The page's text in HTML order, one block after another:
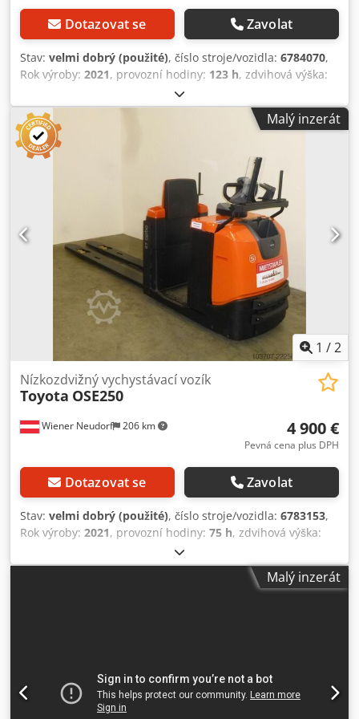
Dotazovat se Zavolat
Stav: velmi dobrý (použité), číslo stroje/vozidla: 6784070,
Rok výroby: 2021, provozní hodiny: 123 h, zdvihová výška:
elektrický
délka vidlic:2 350 mm, Nosnost: 2 500 kg Výška: 127,7 cm
Technický stav: velmi dobrý Vizuální stav: velmi dobrý
Cjdpezih H Iofx Af Ujrf Pro další informace se obraťte na
společnost Austria GmbH Toyota Material Handling.
Malý inzerát
1 /2
Wiener Neudorf 206 km
Nízkozdvižný vychystávací vozík
Toyota OSE250
4 900 €
Pevná cena plus DPH
Dotazovat se Zavolat
Stav: velmi dobrý (použité), číslo stroje/vozidla: 6783153,
Rok výroby: 2021, provozní hodiny: 75 h, zdvihová výška:
elektrický
délka vidlic:2 350 mm, Nosnost: 2 500 kg Výška: 127,7 cm
Codpfxezih Hzs Af Uerf Technický stav: velmi dobrýMalý inzerát